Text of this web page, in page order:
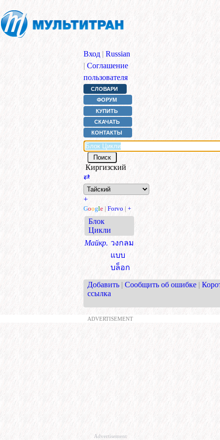
Вход | Russian
| Соглашение
пользователя
СЛОВАРИ
ФОРУМ
КУПИТЬ
СКАЧАТЬ
КОНТАКТЫ
Киргизский
⇄
+
Google | Forvo | +
Блок
Цикли
Майкр. วงกลม
แบบ
บล็อก
Добавить | Сообщить об ошибке |
ссылка
ADVERTISEMENT
Advertisement